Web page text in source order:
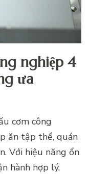
nghiệp 4
ưa
cơm công
ăn tập thể, quán
Với hiệu năng ổn
hành hợp lý,